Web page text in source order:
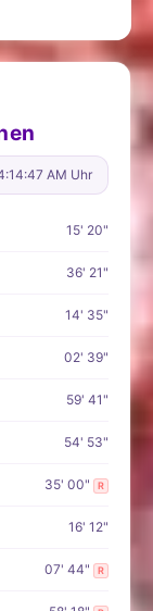
AM Uhr
15' 20"
36' 21"
14' 35"
02' 39"
59' 41"
54' 53"
35' 00" R
16' 12"
07' 44" R